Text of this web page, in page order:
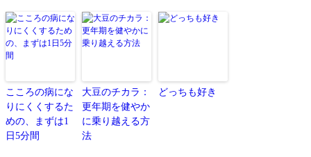
こころの病にな
りにくくするた
めの、まずは1
日5分間
大豆のチカラ：
更年期を健やか
に乗り越える方
法
どっちも好き